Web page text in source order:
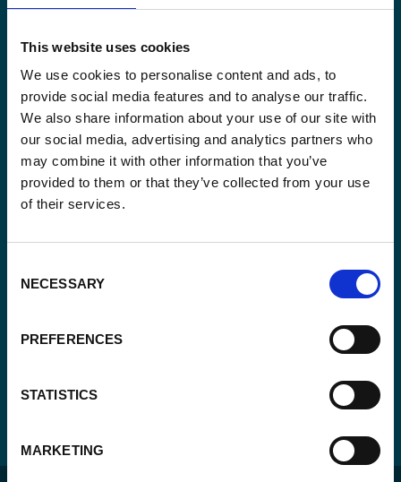
This website uses cookies
We use cookies to personalise content and ads, to
provide social media features and to analyse our traffic.
We also share information about your use of our site with
our social media, advertising and analytics partners who
may combine it with other information that you’ve
provided to them or that they’ve collected from your use
of their services.
Selection
NECESSARY
PREFERENCES
STATISTICS
MARKETING
Email
Consent
*
Oui, je m'inscris à la newsletter*